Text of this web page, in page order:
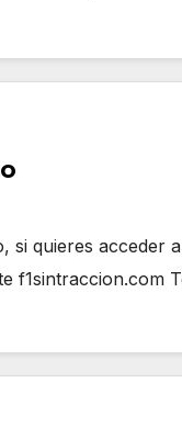
si quieres acceder
f1sintraccion.com